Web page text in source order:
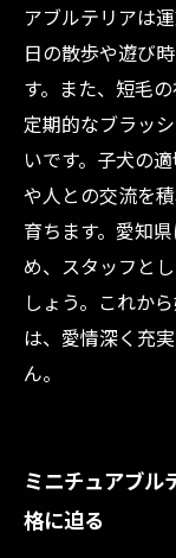
アブルテリアは
日の散歩や遊び
す。また、短毛
定期的なブラッ
いです。子犬の
や人との交流を
育ちます。愛知
め、スタッフと
しょう。これか
は、愛情深く充
ん。
ミニチュアブル
格に迫る